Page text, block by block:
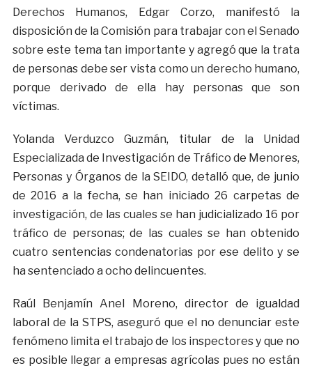
Derechos Humanos, Edgar Corzo, manifestó la
disposición de la Comisión para trabajar con el Senado
sobre este tema tan importante y agregó que la trata
de personas debe ser vista como un derecho humano,
porque derivado de ella hay personas que son
víctimas.
Yolanda Verduzco Guzmán, titular de la Unidad
Especializada de Investigación de Tráfico de Menores,
Personas y Órganos de la SEIDO, detalló que, de junio
de 2016 a la fecha, se han iniciado 26 carpetas de
investigación, de las cuales se han judicializado 16 por
tráfico de personas; de las cuales se han obtenido
cuatro sentencias condenatorias por ese delito y se
ha sentenciado a ocho delincuentes.
Raúl Benjamín Anel Moreno, director de igualdad
laboral de la STPS, aseguró que el no denunciar este
fenómeno limita el trabajo de los inspectores y que no
es posible llegar a empresas agrícolas pues no están